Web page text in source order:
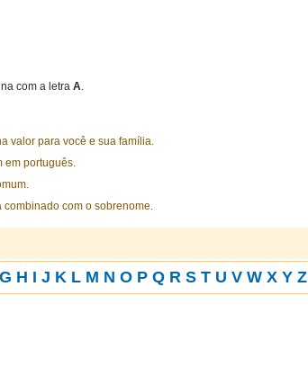
com a letra A.
valor para você e sua família.
em português.
com o sobrenome.
G H I J K L M N O P Q R S T U V W X Y Z